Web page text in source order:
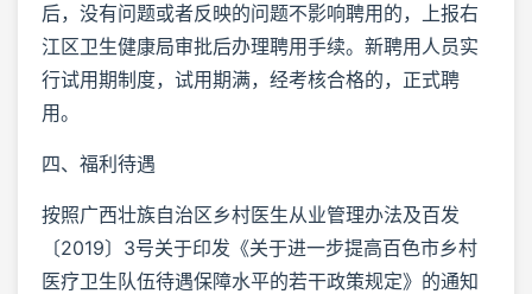
后，没有问题或者反映的问题不影响聘用的，上报右
江区卫生健康局审批后办理聘用手续。新聘用人员实
行试用期制度，试用期满，经考核合格的，正式聘
用。
四、福利待遇
按照广西壮族自治区乡村医生从业管理办法及百发
〔2019〕3号关于印发《关于进一步提高百色市乡村
医疗卫生队伍待遇保障水平的若干政策规定》的通知